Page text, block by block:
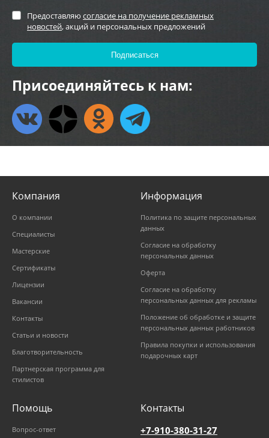
Предоставляю согласие на получение рекламных
новостей, акций и персональных предложений
Присоединяйтесь к нам:
Компания
О компании
Специалисты
Мастерские
Сертификаты
Лицензии
Вакансии
Контакты
Статьи и новости
Благотворительность
Партнерская программа для
стилистов
Информация
Политика по защите персональных
данных
Согласие на обработку
персональных данных
Оферта
Согласие на обработку
персональных данных для рекламы
Положение об обработке и защите
персональных данных работников
Правила покупки и использования
подарочных карт
Помощь
Вопрос-ответ
Контакты
+7-910-380-31-27